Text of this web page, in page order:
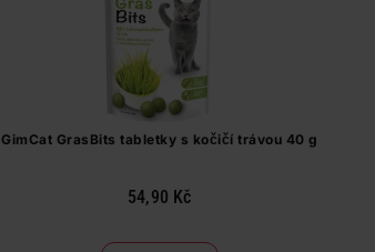
GimCat GrasBits tabletky s kočičí trávou 40 g
54,90 Kč